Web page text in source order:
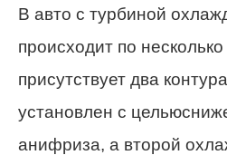
В авто с турбиной
происходит по
присутствует два
установлен с
анифриза, а второй